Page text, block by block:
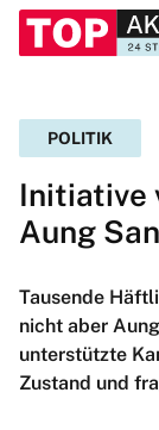
POLITIK
Initiative
Aung
Tausende
nicht aber
unterstützte
Zustand und